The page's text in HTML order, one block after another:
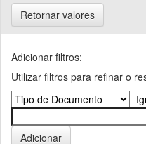
Retornar valores
Adicionar filtros:
Utilizar filtros para refinar o